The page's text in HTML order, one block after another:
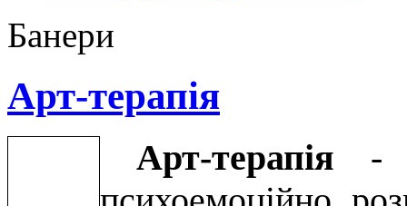
Банери
Арт-терапія
Арт-терапія -